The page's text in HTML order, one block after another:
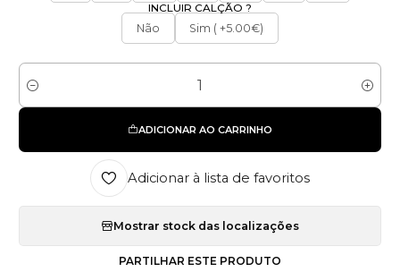
INCLUIR CALÇÃO ?
Não
Sim ( +5.00€)
Quantidade
ADICIONAR AO CARRINHO
Adicionar à lista de favoritos
Mostrar stock das localizações
PARTILHAR ESTE PRODUTO